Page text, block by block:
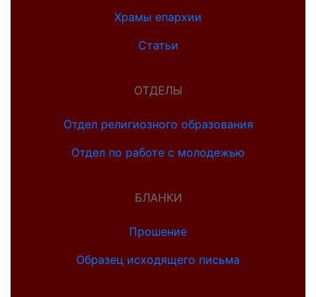
Храмы епархии
Статьи
ОТДЕЛЫ
Отдел религиозного образования
Отдел по работе с молодежью
БЛАНКИ
Прошение
Образец исходящего письма